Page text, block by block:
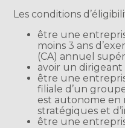
Les conditions
être une
moins 3 ans
(CA) annuel
avoir un dirigeant
être une
filiale d’un
est autonome en
stratégiques et
être une